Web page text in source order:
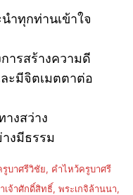
ำทุกท่านเข้าใจ
ารสร้างความดี
ะมีจิตเมตตาต่อ
งสว่าง
งมีธรรม
บาศรีวิชัย, คำไหว้ครูบาศรี
จ้าศักดิ์สิทธิ์, พระเกจิล้านนา,